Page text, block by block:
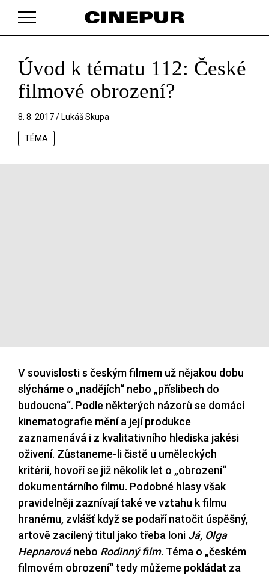
V košíku zatím nemáte žádné položky.
Úvod k tématu 112: České
filmové obrození?
8. 8. 2017 / Lukáš Skupa
TÉMA
V souvislosti s českým filmem už nějakou dobu
slýcháme o „nadějích“ nebo „příslibech do
budoucna“. Podle některých názorů se domácí
kinematografie mění a její produkce
zaznamenává i z kvalitativního hlediska jakési
oživení. Zůstaneme-li čistě u uměleckých
kritérií, hovoří se již několik let o „obrození“
dokumentárního filmu. Podobné hlasy však
pravidelněji zaznívají také ve vztahu k filmu
hranému, zvlášť když se podaří natočit úspěšný,
artově zacílený titul jako třeba loni Já, Olga
Hepnarovánebo Rodinný film. Téma o „českém
filmovém obrození“ tedy můžeme pokládat za